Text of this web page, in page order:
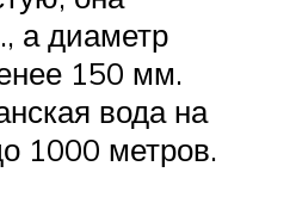
а диаметр
150 мм.
вода на
1000 метров.